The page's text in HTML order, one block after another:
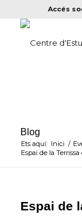
Accés
Blog
Ets aquí: Inici /
Espai de la Terrissa
Espai de